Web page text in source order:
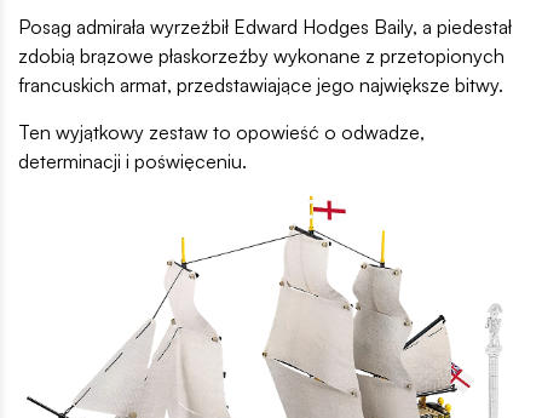
Posąg admirała wyrzeźbił Edward Hodges Baily, a piedestał
zdobią brązowe płaskorzeźby wykonane z przetopionych
francuskich armat, przedstawiające jego największe bitwy.
Ten wyjątkowy zestaw to opowieść o odwadze,
determinacji i poświęceniu.